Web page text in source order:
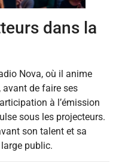
dans la
Nova, où il anime
de faire ses
à l’émission
sous les projecteurs.
son talent et sa
public.